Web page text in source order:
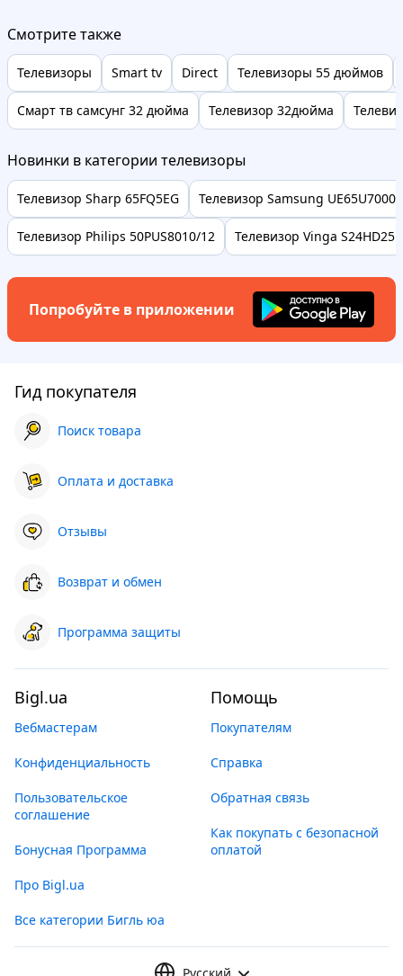
Смотрите также
Телевизоры Smart tv Direct Телевизоры 55 дюймов
Смарт тв самсунг 32 дюйма Телевизор 32дюйма
Новинки в категории телевизоры
Телевизор Sharp 65FQ5EG Телевизор Samsung
Телевизор Philips 50PUS8010/12 Телевизор Vinga S24HD25B
Попробуйте в приложении
Гид покупателя
Поиск товара
Оплата и доставка
Отзывы
Возврат и обмен
Программа защиты
Bigl.ua
Вебмастерам
Конфиденциальность
Пользовательское
соглашение
Бонусная Программа
Про Bigl.ua
Все категории Бигль юа
Помощь
Покупателям
Справка
Обратная связь
Как покупать с безопасной
оплатой
Русский